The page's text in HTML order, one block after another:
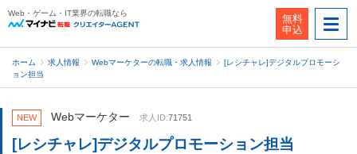
Web・ゲーム・IT業界の転職なら
無料
申込
ホーム 求人情報 Webマーケターの転職・求人情報
[レシチャレ]デジタルプロモーシ
ョン担当
NEW Webマーケター 求人ID:71751
[レシチャレ]デジタルプロモーション担当